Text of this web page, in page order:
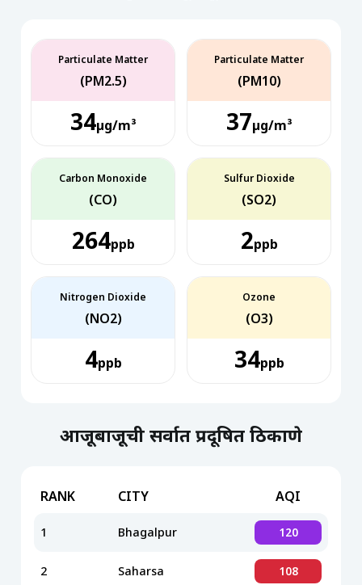
Particulate Matter
(PM2.5)
34µg/m³
Particulate Matter
(PM10)
37µg/m³
Carbon Monoxide
(CO)
264ppb
Sulfur Dioxide
(SO2)
2ppb
Nitrogen Dioxide
(NO2)
4ppb
Ozone
(O3)
34ppb
आजूबाजूची सर्वात प्रदूषित ठिकाणे
RANK CITY AQI
1 Bhagalpur 120
2 Saharsa 108